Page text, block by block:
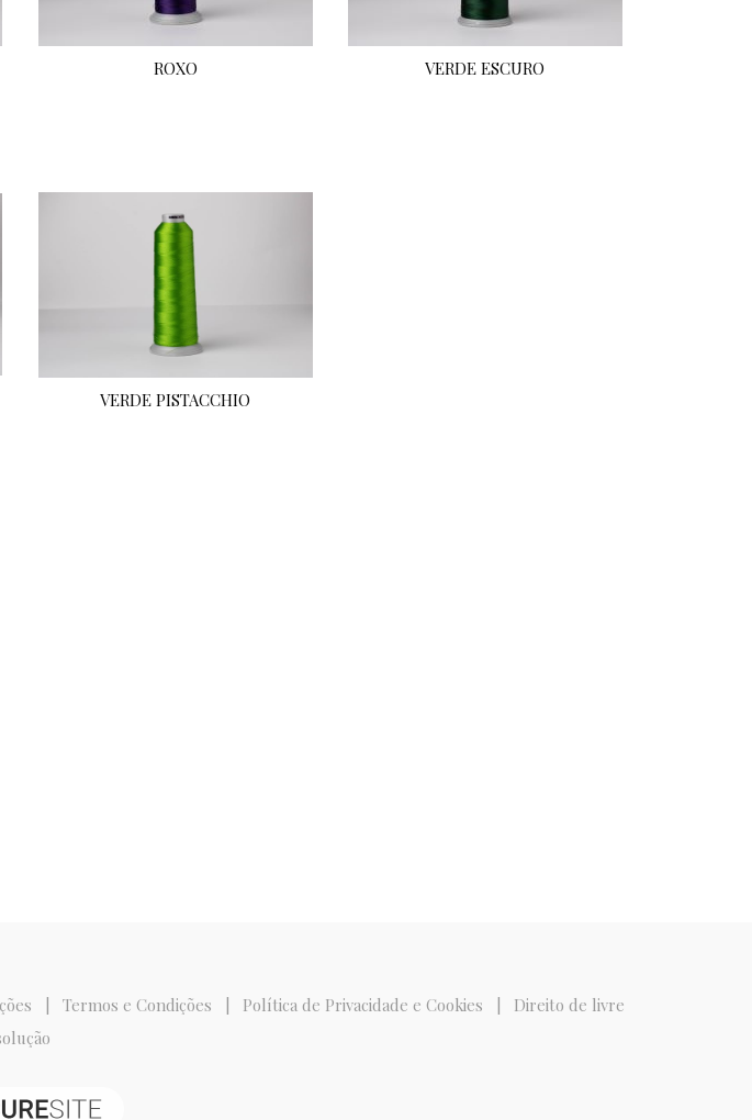
ROXO VERDE ESCURO
VERDE PISTACCHIO
Termos e Condições Política de Privacidade e Cookies
Direito de livre